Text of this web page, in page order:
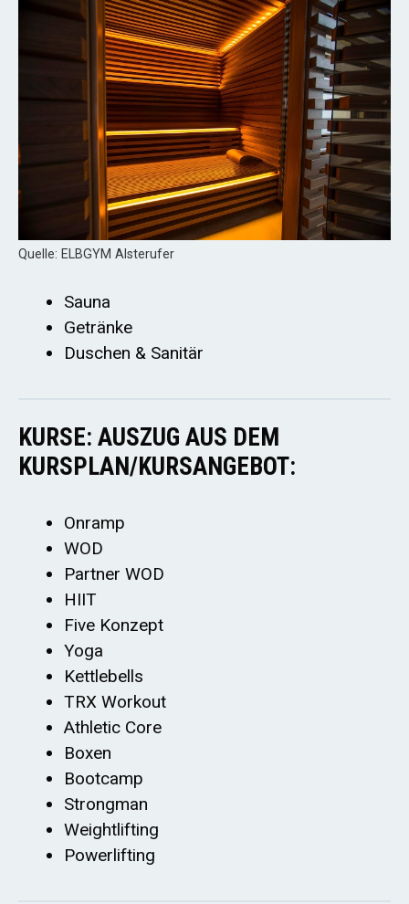
Quelle: ELBGYM Alsterufer
Sauna
Getränke
Duschen & Sanitär
KURSE: AUSZUG AUS DEM
KURSPLAN/KURSANGEBOT:
Onramp
WOD
Partner WOD
HIIT
Five Konzept
Yoga
Kettlebells
TRX Workout
Athletic Core
Boxen
Bootcamp
Strongman
Weightlifting
Powerlifting